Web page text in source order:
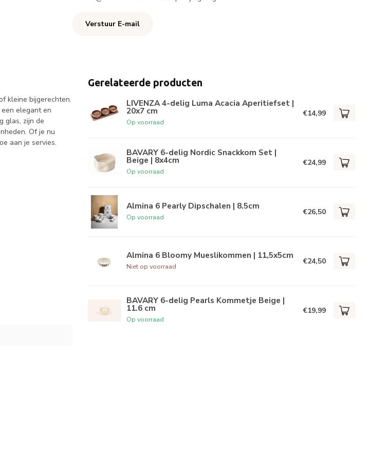
Verstuur E-mail
kleine bijgerechten.
elegant en
glas, zijn de
Of je nu
aan je servies.
Gerelateerde producten
LIVENZA 4-delig Luma Acacia Aperitiefset |
20x7 cm
Op voorraad
€14,99
BAVARY 6-delig Nordic Snackkom Set |
Beige | 8x4cm
Op voorraad
€24,99
Almina 6 Pearly Dipschalen | 8.5cm
Op voorraad
€26,50
Almina 6 Bloomy Mueslikommen | 11,5x5cm
Niet op voorraad
€24,50
BAVARY 6-delig Pearls Kommetje Beige |
11.6 cm
Op voorraad
€19,99